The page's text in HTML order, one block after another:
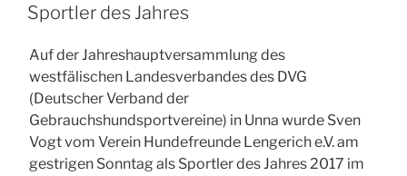
mit
„Polly““
AM
Sportler des Jahres
Auf der Jahreshauptversammlung des
westfälischen Landesverbandes des DVG
(Deutscher Verband der
Gebrauchshundsportvereine) in Unna wurde Sven
Vogt vom Verein Hundefreunde Lengerich e.V. am
gestrigen Sonntag als Sportler des Jahres 2017 im